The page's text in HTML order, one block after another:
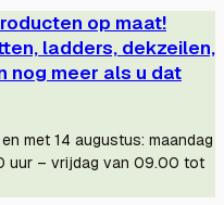
op maat!
ladders, dekzeilen,
nog meer als u dat
met 14 augustus: maandag
uur – vrijdag van 09.00 tot